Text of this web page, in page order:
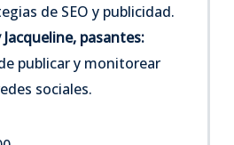
de SEO y publicidad.
Jacqueline, pasantes:
publicar y monitorear
sociales.